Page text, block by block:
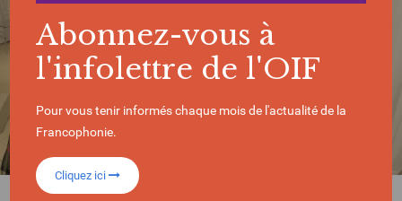
Abonnez-vous à
l'infolettre de l'OIF
Pour vous tenir informés chaque mois de l'actualité de la
Francophonie.
Cliquez ici